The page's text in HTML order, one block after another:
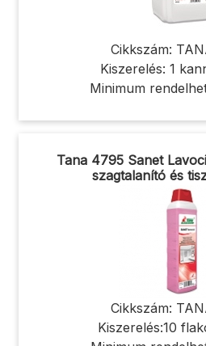
Cikkszám:
Kiszerelés: 1
Minimum
Tana 4795 Sanet
szagtalanító és
Cikkszám:
Kiszerelés:10